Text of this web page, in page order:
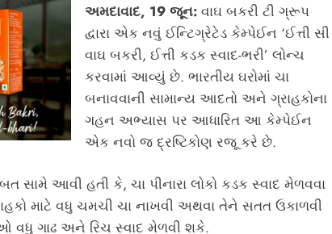
અમદાવાદ, 19 જૂન: વાઘ બકરી ટી ગ્રૂપ
દ્વારા એક નવું ઈન્ટિગ્રેટેડ કેમ્પેઈન ‘ઈત્તી સી
વાઘ બકરી, ઈત્તી કડક સ્વાદ-ભરી’ લોન્ચ
કરવામાં આવ્યું છે. ભારતીય ઘરોમાં ચા
બનાવવાની સામાન્ય આદતો અને ગ્રાહકોના
ગહન અભ્યાસ પર આધારિત આ કેમ્પેઈન
એક નવો જ દ્રષ્ટિકોણ રજૂ કરે છે.
સામે આવી હતી કે, ચા પીનારા લોકો કડક સ્વાદ મેળવવા
માટે વધુ ચમચી ચા નાખવી અથવા તેને સતત ઉકાળવી
ગાઢ અને રિચ સ્વાદ મેળવી શકે.